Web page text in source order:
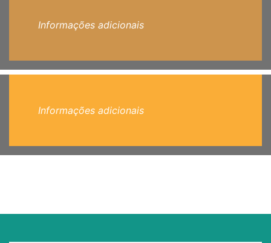
Informações adicionais
Informações adicionais